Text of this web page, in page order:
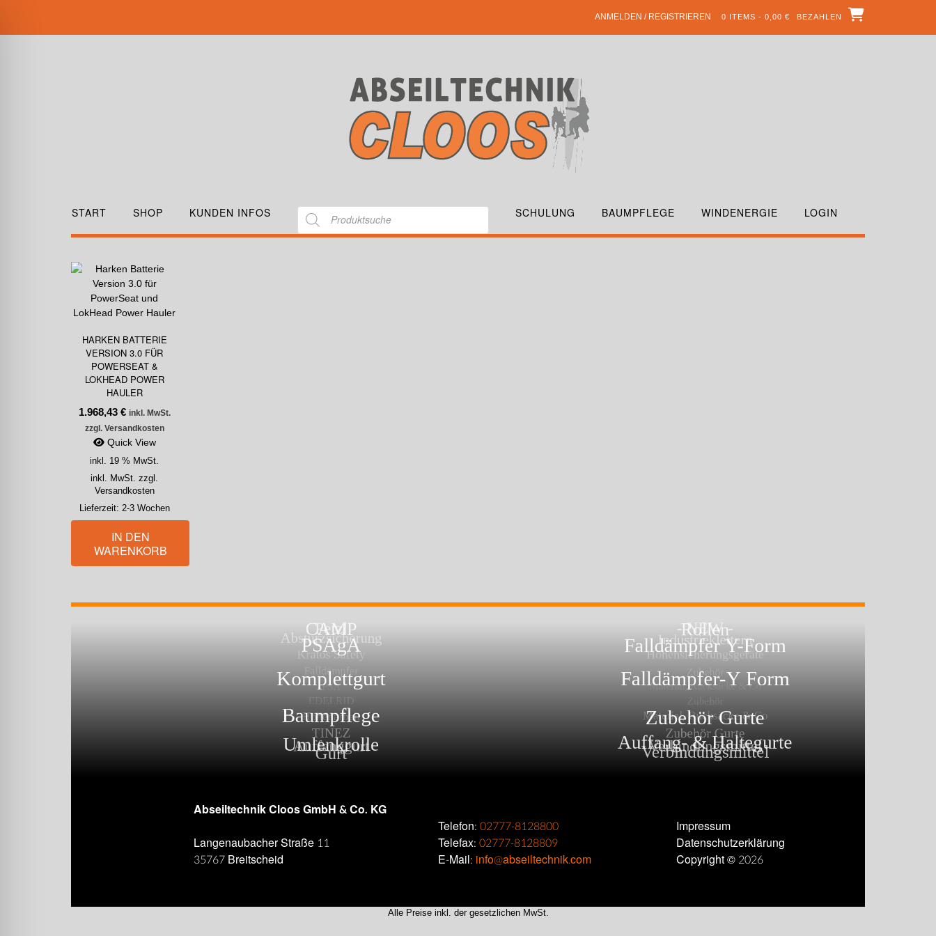
ANMELDEN / REGISTRIEREN 0 ITEMS - 0,00 € BEZAHLEN
START SHOP KUNDEN INFOS SCHULUNG BAUMPFLEGE WINDENERGIE LOGIN
HARKEN BATTERIE
VERSION 3.0 FÜR
POWERSEAT &
LOKHEAD POWER
HAULER
1.968,43 € inkl. MwSt.
zzgl. Versandkosten
Quick View
inkl. 19 % MwSt.
inkl. MwSt. zzgl.
Versandkosten
Lieferzeit: 2-3 Wochen
IN DEN
WARENKORB
Abseiltechnik Cloos GmbH & Co. KG
Langenaubacher Straße 11
35767 Breitscheid
Telefon:02777-8128800
Telefax:02777-8128809
E-Mail: info@abseiltechnik.com
Impressum
Datenschutzerklärung
Copyright © 2026
Alle Preise inkl. der gesetzlichen MwSt.